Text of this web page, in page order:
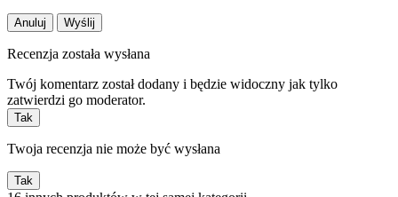
Anuluj Wyślij
Recenzja została wysłana
Twój komentarz został dodany i będzie widoczny jak tylko
zatwierdzi go moderator.
Tak
Twoja recenzja nie może być wysłana
Tak